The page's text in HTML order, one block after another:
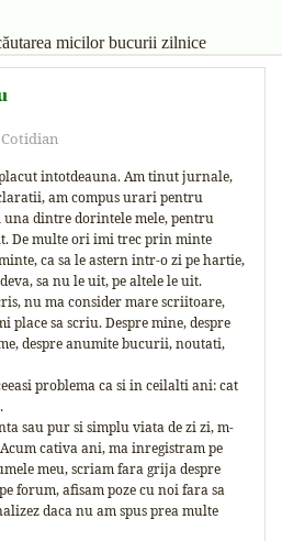
micilor bucurii zilnice
intotdeauna. Am tinut jurnale,
am compus urari pentru
una dintre dorintele mele, pentru
De multe ori imi trec prin minte
ca sa le astern intr-o zi pe hartie,
sa nu le uit, pe altele le uit.
nu ma consider mare scriitoare,
place sa scriu. Despre mine, despre
despre anumite bucurii, noutati,
problema ca si in ceilalti ani: cat
sau pur si simplu viata de zi zi, m-
cativa ani, ma inregistram pe
meu, scriam fara grija despre
forum, afisam poze cu noi fara sa
daca nu am spus prea multe